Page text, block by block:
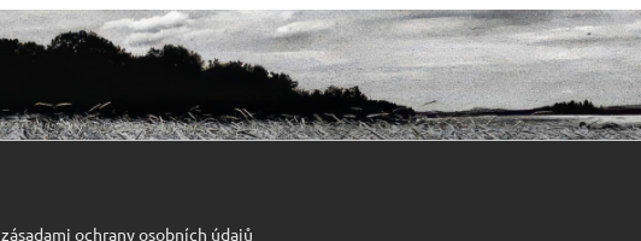
zásadami ochrany osobních údajů